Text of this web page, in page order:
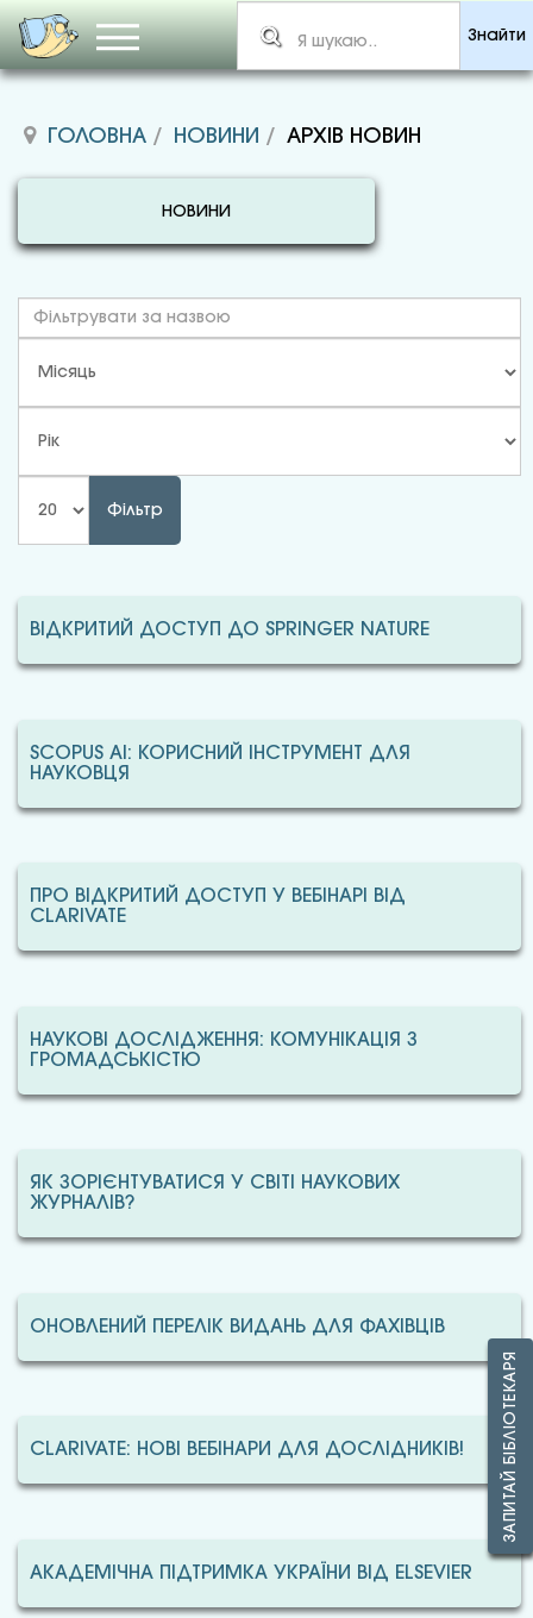
Знайти
ГОЛОВНА НОВИНИ АРХІВ НОВИН
НОВИНИ
Фільтр
ВІДКРИТИЙ ДОСТУП ДО SPRINGER NATURE
SCOPUS AI: КОРИСНИЙ ІНСТРУМЕНТ ДЛЯ
НАУКОВЦЯ
ПРО ВІДКРИТИЙ ДОСТУП У ВЕБІНАРІ ВІД
CLARIVATE
НАУКОВІ ДОСЛІДЖЕННЯ: КОМУНІКАЦІЯ З
ГРОМАДСЬКІСТЮ
ЯК ЗОРІЄНТУВАТИСЯ У СВІТІ НАУКОВИХ
ЖУРНАЛІВ?
ОНОВЛЕНИЙ ПЕРЕЛІК ВИДАНЬ ДЛЯ ФАХІВЦІВ
CLARIVATE: НОВІ ВЕБІНАРИ ДЛЯ ДОСЛІДНИКІВ!
АКАДЕМІЧНА ПІДТРИМКА УКРАЇНИ ВІД ELSEVIER
ЗАПИТАЙ БІБЛІОТЕКАРЯ